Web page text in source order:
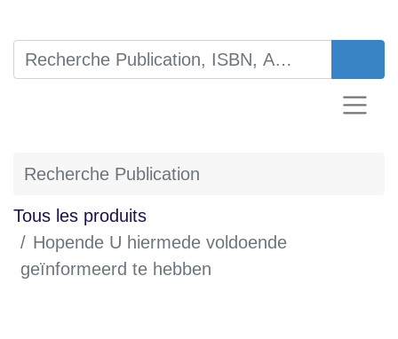
Tous les produits
Hopende U hiermede voldoende
geïnformeerd te hebben